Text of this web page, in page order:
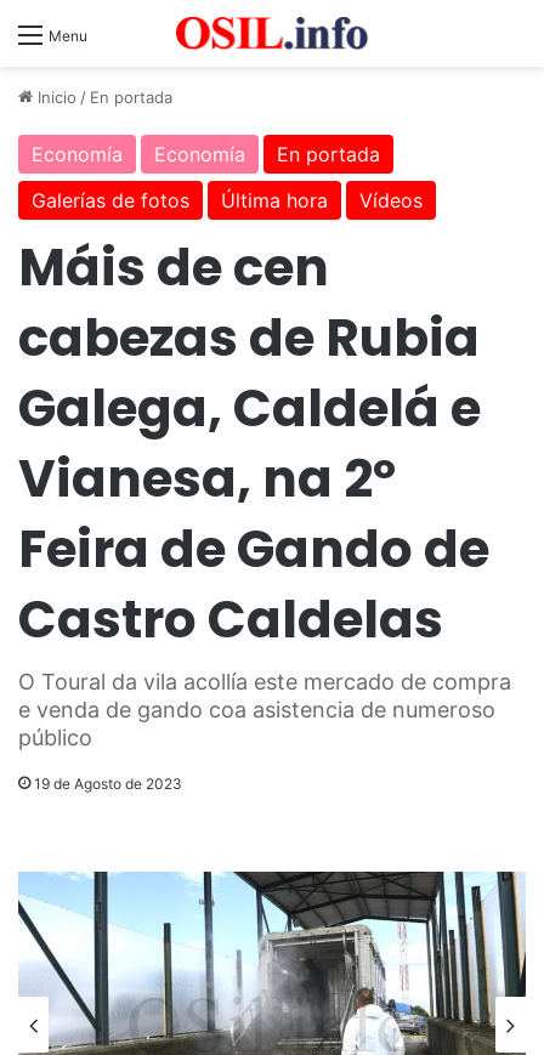
Menu
Inicio / En portada
Economía Economía
En portada
Galerías de fotos
Última hora Vídeos
Máis de cen
cabezas de Rubia
Galega, Caldelá e
Vianesa, na 2º
Feira de Gando de
Castro Caldelas
O Toural da vila acollía este mercado de compra
e venda de gando coa asistencia de numeroso
público
19 de Agosto de 2023